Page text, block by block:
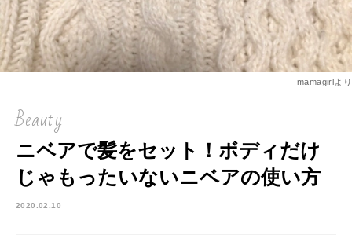
mamagirlより
Beauty
ニベアで髪をセット！ボディだけ
じゃもったいないニベアの使い方
2020.02.10